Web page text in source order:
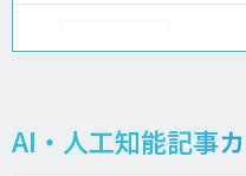
地理空
製造業
AI・人工知能記事